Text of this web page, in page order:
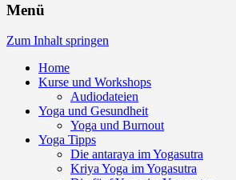
BDY/EYU: "Aus der
ein kraftvolles, lebendiges
Leben zu gestalten ist
Menü
Zum Inhalt springen
Home
Kurse und Workshops
Audiodateien
Yoga und Gesundheit
Yoga und Burnout
Yoga Tipps
Die antaraya im Yogasutra
Kriya Yoga im Yogasutra